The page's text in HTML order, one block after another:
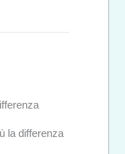
la differenza